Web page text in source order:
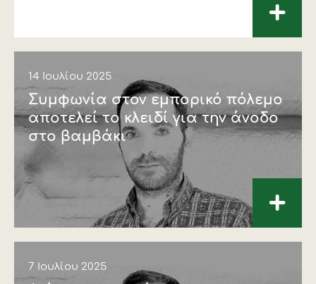
+
14 Ιουλίου 2025
Συμφωνία στον εμπορικό πόλεμο
αποτελεί το κλειδί για την άνοδο
στο βαμβάκι
+
7 Ιουλίου 2025